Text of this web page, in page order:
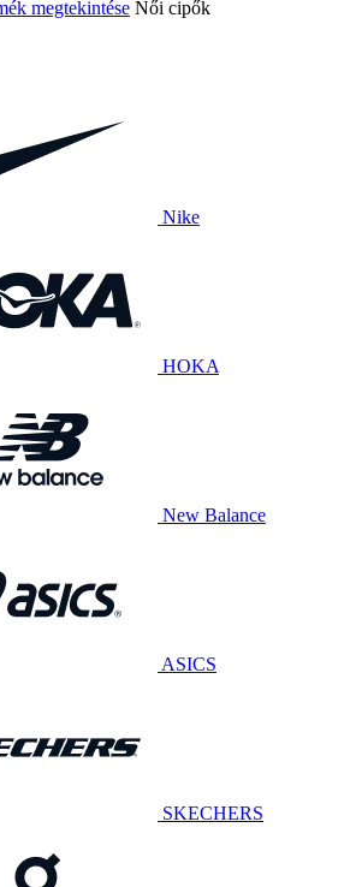
megtekintése Női cipők
Nike
HOKA
New Balance
ASICS
SKECHERS